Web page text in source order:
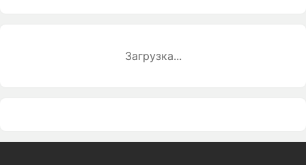
Загрузка...